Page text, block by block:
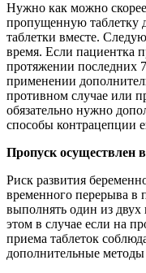
Нужно как можно
пропущенную таблетку
таблетки вместе.
время. Если пациентка
протяжении последних
применении
противном случае или
обязательно нужно
способы контрацепции
Пропуск осуществлен
Риск развития
временного перерыва в
выполнять один из
этом в случае если на
приема таблеток
дополнительные